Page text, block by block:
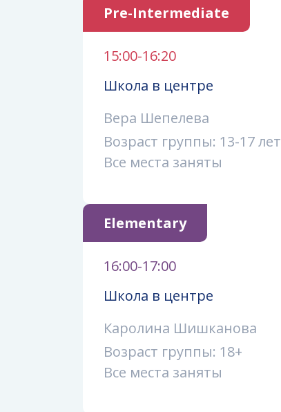
Pre-Intermediate
15:00-16:20
Школа в центре
Вера Шепелева
Возраст группы: 13-17 лет
Все места заняты
Elementary
16:00-17:00
Школа в центре
Каролина Шишканова
Возраст группы: 18+
Все места заняты